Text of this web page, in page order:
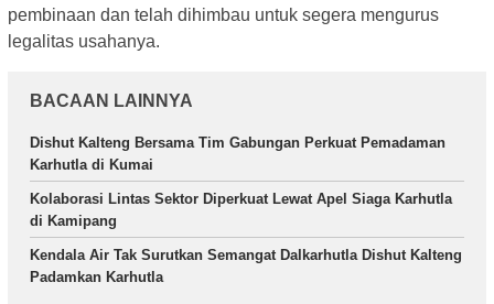
pembinaan dan telah dihimbau untuk segera mengurus
legalitas usahanya.
BACAAN LAINNYA
Dishut Kalteng Bersama Tim Gabungan Perkuat Pemadaman
Karhutla di Kumai
Kolaborasi Lintas Sektor Diperkuat Lewat Apel Siaga Karhutla
di Kamipang
Kendala Air Tak Surutkan Semangat Dalkarhutla Dishut Kalteng
Padamkan Karhutla